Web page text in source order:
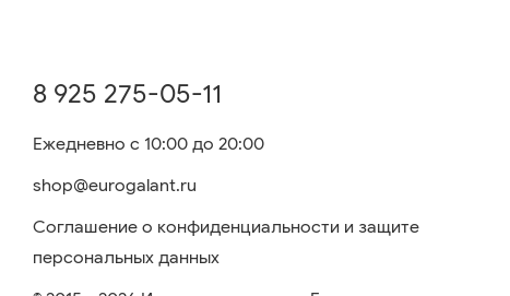
8 925 275-05-11
Ежедневно с 10:00 до 20:00
shop@eurogalant.ru
Соглашение о конфиденциальности и защите
персональных данных